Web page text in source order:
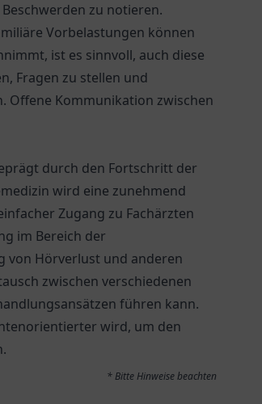
zu notieren.
Vorbelastungen können
ist es sinnvoll, auch diese
Fragen zu stellen und
Offene Kommunikation zwischen
durch den Fortschritt der
wird eine zunehmend
Zugang zu Fachärzten
im Bereich der
von Hörverlust und anderen
zwischen verschiedenen
führen kann.
wird, um den
* Bitte Hinweise beachten